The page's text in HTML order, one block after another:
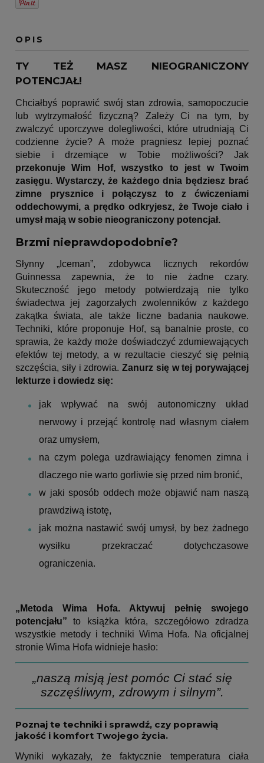
OPIS
TY TEŻ MASZ NIEOGRANICZONY
POTENCJAŁ!
Chciałbyś poprawić swój stan zdrowia, samopoczucie
lub wytrzymałość fizyczną? Zależy Ci na tym, by
zwalczyć uporczywe dolegliwości, które utrudniają Ci
codzienne życie? A może pragniesz lepiej poznać
siebie i drzemiące w Tobie możliwości? Jak
przekonuje Wim Hof, wszystko to jest w Twoim
zasięgu. Wystarczy, że każdego dnia będziesz brać
zimne prysznice i połączysz to z ćwiczeniami
oddechowymi, a prędko odkryjesz, że Twoje ciało i
umysł mają w sobie nieograniczony potencjał.
Brzmi nieprawdopodobnie?
Słynny „Iceman”, zdobywca licznych rekordów
Guinnessa zapewnia, że to nie żadne czary.
Skuteczność jego metody potwierdzają nie tylko
świadectwa jej zagorzałych zwolenników z każdego
zakątka świata, ale także liczne badania naukowe.
Techniki, które proponuje Hof, są banalnie proste, co
sprawia, że każdy może doświadczyć zdumiewających
efektów tej metody, a w rezultacie cieszyć się pełnią
szczęścia, siły i zdrowia. Zanurz się w tej porywającej
lekturze i dowiedz się:
jak wpływać na swój autonomiczny układ
nerwowy i przejąć kontrolę nad własnym ciałem
oraz umysłem,
na czym polega uzdrawiający fenomen zimna i
dlaczego nie warto gorliwie się przed nim bronić,
w jaki sposób oddech może objawić nam naszą
prawdziwą istotę,
jak można nastawić swój umysł, by bez żadnego
wysiłku przekraczać dotychczasowe
ograniczenia.
„Metoda Wima Hofa. Aktywuj pełnię swojego
potencjału”to książka która, szczegółowo zdradza
wszystkie metody i techniki Wima Hofa.
Na oficjalnej
stronie Wima Hofa widnieje hasło:
„naszą misją jest pomóc Ci stać się
szczęśliwym, zdrowym i silnym”.
Poznaj te techniki i sprawdź, czy poprawią
jakość i komfort Twojego życia.
Wyniki wykazały, że faktycznie temperatura ciała